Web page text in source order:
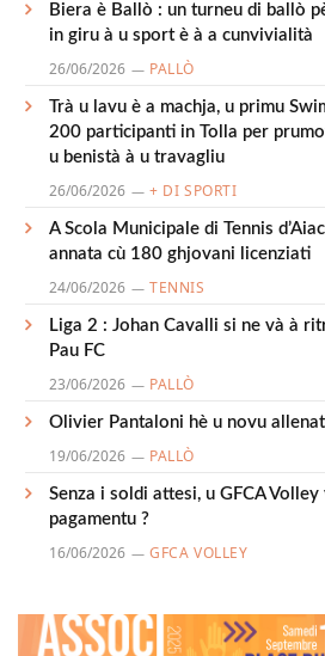
Biera è Ballò : un turneu di ballò
in giru à u sport è à a cunvivialità
26/06/2026 PALLÒ
Trà u lavu è a machja, u primu
200 participanti in Tolla per
u benistà à u travagliu
26/06/2026 + DI SPORTI
A Scola Municipale di Tennis
annata cù 180 ghjovani licenziati
24/06/2026 TENNIS
Liga 2 : Johan Cavalli si ne và à
Pau FC
23/06/2026 PALLÒ
Olivier Pantaloni hè u novu
19/06/2026 PALLÒ
Senza i soldi attesi, u GFCA
pagamentu ?
16/06/2026 GFCA VOLLEY